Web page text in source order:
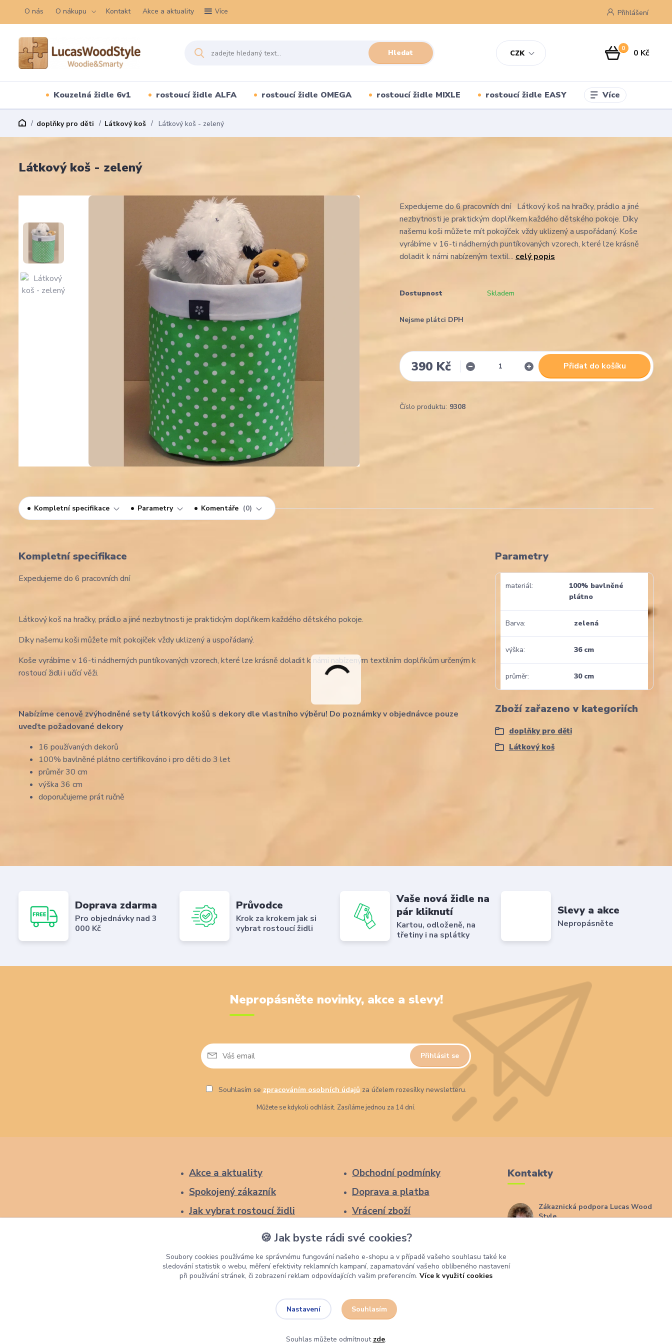
O nás O nákupu Kontakt Akce a aktuality Více
CZK
Přihlášení
Hledat 0 0 Kč
Kouzelná židle 6v1 rostoucí židle ALFA rostoucí židle OMEGA rostoucí židle MIXLE rostoucí židle EASY Více
doplňky pro děti Látkový koš Látkový koš - zelený
Látkový koš - zelený
Expedujeme do 6 pracovních dní Látkový koš na hračky, prádlo a jiné
nezbytnosti je praktickým doplňkem každého dětského pokoje. Díky
našemu koši můžete mít pokojíček vždy uklizený a uspořádaný. Koše
vyrábíme v 16-ti nádherných puntíkovaných vzorech, které lze krásně
doladit k námi nabízeným textil... celý popis
Dostupnost Skladem
Nejsme plátci DPH
390 Kč Přidat do košíku
Číslo produktu: 9308
Kompletní specifikace Parametry Komentáře 0
Kompletní specifikace
Expedujeme do 6 pracovních dní
Látkový koš na hračky, prádlo a jiné nezbytnosti je praktickým doplňkem každého dětského pokoje.
Díky našemu koši můžete mít pokojíček vždy uklizený a uspořádaný.
Koše vyrábíme v 16-ti nádherných puntíkovaných vzorech, které lze krásně doladit k námi nabízeným textilním doplňkům určeným k
rostoucí židli i učící věži.
Nabízíme cenově zvýhodněné sety látkových košů s dekory dle vlastního výběru! Do poznámky v objednávce pouze
uveďte požadované dekory
16 používaných dekorů
100% bavlněné plátno certifikováno i pro děti do 3 let
průměr 30 cm
výška 36 cm
doporučujeme prát ručně
Parametry
materiál
100% bavlněné
plátno
Barva zelená
výška 36 cm
průměr 30 cm
Zboží zařazeno v kategoriích
doplňky pro děti
Látkový koš
Doprava zdarma
Pro objednávky nad 3
000 Kč
Průvodce
Krok za krokem jak si
vybrat rostoucí židli
Vaše nová židle na
pár kliknutí
Kartou, odloženě, na
třetiny i na splátky
Slevy a akce
Nepropásněte
Nepropásněte novinky, akce a slevy!
Přihlásit se
Souhlasím se zpracováním osobních údajůza účelem rozesílky newsletteru.
Můžete se kdykoli odhlásit. Zasíláme jednou za 14 dní.
Akce a aktuality
Spokojený zákazník
Jak vybrat rostoucí židli
Obchodní podmínky
Doprava a platba
Vrácení zboží
Reklamace
Kontakty
Zákaznická podpora Lucas Wood
Style
🍪 Jak byste rádi své cookies?
Soubory cookies používáme ke správnému fungování našeho e-shopu a v případě vašeho souhlasu také ke
sledování statistik o webu, měření efektivity reklamních kampaní, zapamatování vašeho oblíbeného nastavení
při používání stránek, či zobrazení reklam odpovídajících vašim preferencím. Více k využití cookies
Nastavení Souhlasím
Souhlas můžete odmítnout zde.